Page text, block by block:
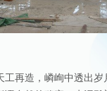
工再造，嶙峋中透出岁